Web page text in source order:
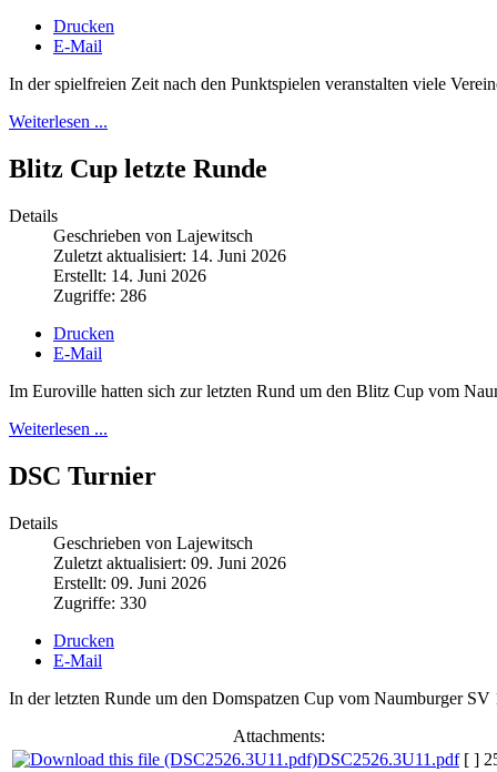
Drucken
E-Mail
In der spielfreien Zeit nach den Punktspielen veranstalten viele
Weiterlesen ...
Blitz Cup letzte Runde
Details
Geschrieben von Lajewitsch
Zuletzt aktualisiert: 14. Juni 2026
Erstellt: 14. Juni 2026
Zugriffe: 286
Drucken
E-Mail
Im Euroville hatten sich zur letzten Rund um den Blitz Cup vom
Weiterlesen ...
DSC Turnier
Details
Geschrieben von Lajewitsch
Zuletzt aktualisiert: 09. Juni 2026
Erstellt: 09. Juni 2026
Zugriffe: 330
Drucken
E-Mail
In der letzten Runde um den Domspatzen Cup vom Naumburger
Attachments:
DSC2526.3U11.pdf [ ]